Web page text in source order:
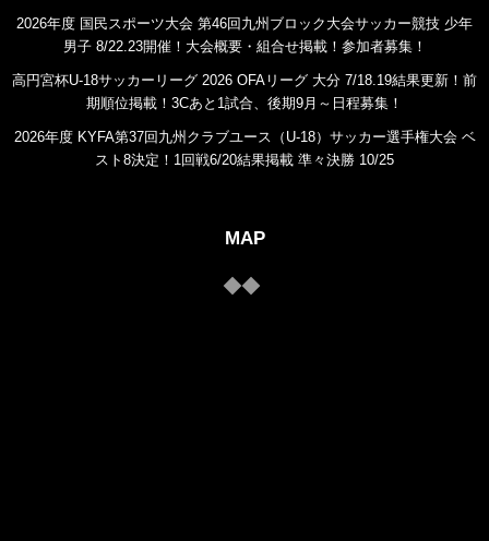
2026年度 国民スポーツ大会 第46回九州ブロック大会サッカー競技 少年
男子 8/22.23開催！大会概要・組合せ掲載！参加者募集！
高円宮杯U-18サッカーリーグ 2026 OFAリーグ 大分 7/18.19結果更新！前
期順位掲載！3Cあと1試合、後期9月～日程募集！
2026年度 KYFA第37回九州クラブユース（U-18）サッカー選手権大会 ベ
スト8決定！1回戦6/20結果掲載 準々決勝 10/25
MAP